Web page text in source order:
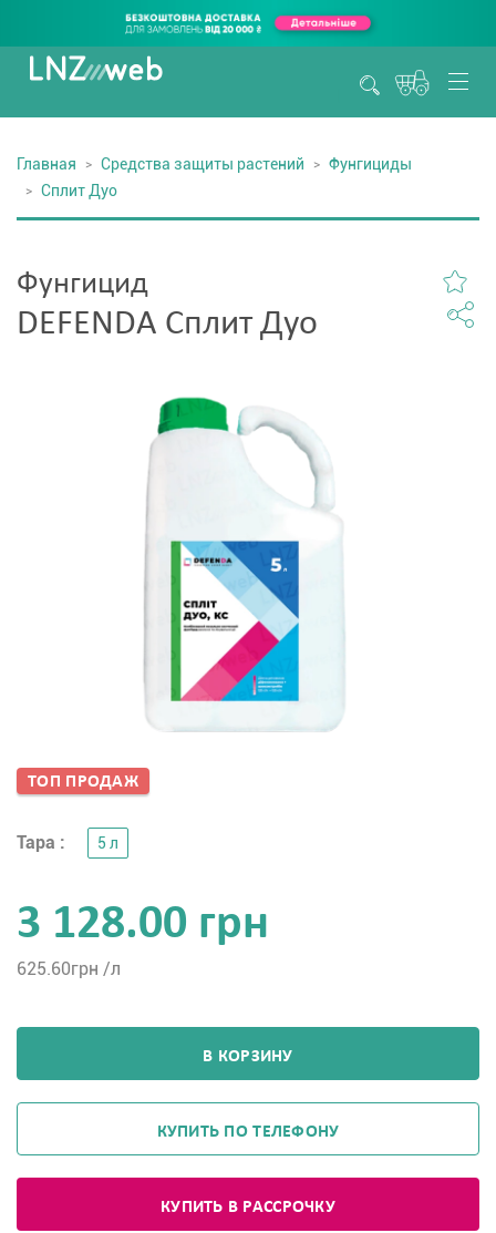
Главная Средства защиты растений
Фунгициды
Сплит Дуо
Фунгицид
DEFENDA Сплит Дуо
ТОП ПРОДАЖ
Тара : 5 л
3 128.00 грн
625.60грн /л
В КОРЗИНУ
КУПИТЬ ПО ТЕЛЕФОНУ
КУПИТЬ В РАССРОЧКУ